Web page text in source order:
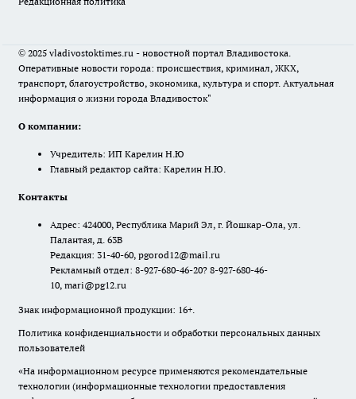
© 2025 vladivostoktimes.ru - новостной портал Владивостока.
Оперативные новости города: происшествия, криминал, ЖКХ,
транспорт, благоустройство, экономика, культура и спорт. Актуальная
информация о жизни города Владивосток"
О компании:
Учредитель: ИП Карелин Н.Ю
Главный редактор сайта: Карелин Н.Ю.
Контакты
Адрес: 424000, Республика Марий Эл, г. Йошкар-Ола, ул.
Палантая, д. 63В
Редакция: 31-40-60, pgorod12@mail.ru
Рекламный отдел: 8-927-680-46-20? 8-927-680-46-
10, mari@pg12.ru
Знак информационной продукции: 16+.
Политика конфиденциальности и обработки персональных данных
пользователей
«На информационном ресурсе применяются рекомендательные
технологии (информационные технологии предоставления